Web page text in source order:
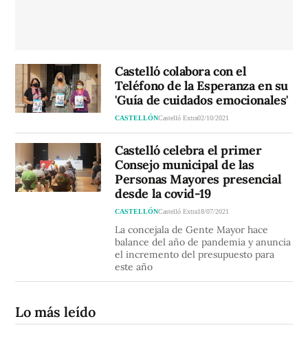
Castelló colabora con el
Teléfono de la Esperanza en su
'Guía de cuidados emocionales'
CASTELLÓNCastelló Extra02/10/2021
Castelló celebra el primer
Consejo municipal de las
Personas Mayores presencial
desde la covid-19
CASTELLÓNCastelló Extra18/07/2021
La concejala de Gente Mayor hace
balance del año de pandemia y anuncia
el incremento del presupuesto para
este año
Lo más leído